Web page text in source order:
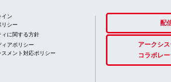
イン
リシー
に関する方針
アポリシー
メント対応ポリシー
配
アークシ
コラボレ